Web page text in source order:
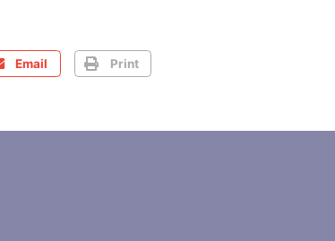
Email Print